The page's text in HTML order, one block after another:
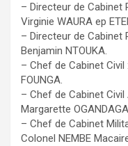
– Directeur de Cabinet
Virginie WAURA ep
– Directeur de Cabinet
Benjamin NTOUKA.
– Chef de Cabinet Civil
FOUNGA.
– Chef de Cabinet
Margarette
– Chef de Cabinet
Colonel NEMBE